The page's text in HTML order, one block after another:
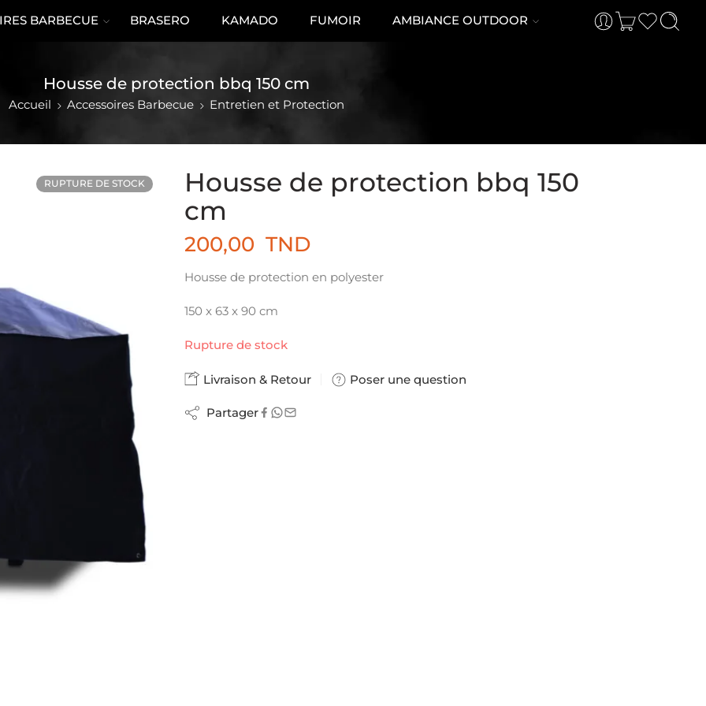
BARBECUE BRASERO KAMADO FUMOIR AMBIANCE OUTDOOR
Housse de protection bbq 150 cm
Accueil Accessoires Barbecue Entretien et Protection
RUPTURE DE STOCK
Housse de protection bbq 150
cm
200,00 TND
Housse de protection en polyester
150 x 63 x 90 cm
Rupture de stock
Livraison & Retour Poser une question
Partager